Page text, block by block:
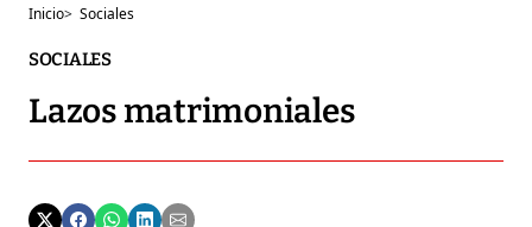
Inicio> Sociales
SOCIALES
Lazos matrimoniales